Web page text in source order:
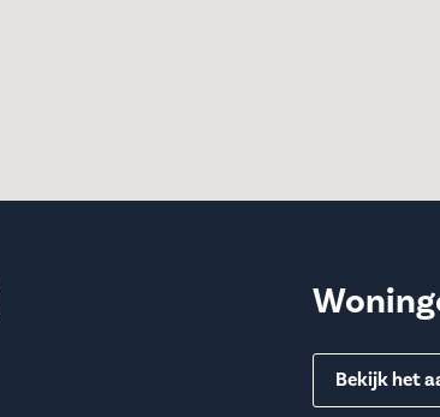
Bekijk het